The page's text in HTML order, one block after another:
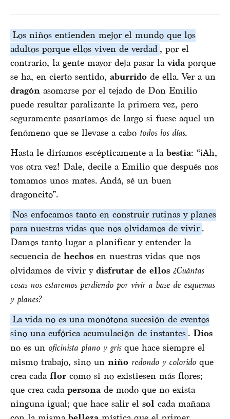
Los niños entienden mejor el mundo que los
adultos porque ellos viven de verdad , por el
contrario, la gente mayor deja pasar lavida porque
se ha, en cierto sentido, aburrido de ella. Ver a un
dragón asomarse por el tejado de Don Emilio
puede resultar paralizante la primera vez, pero
seguramente pasaríamos de largo si fuese aquel un
fenómeno que se llevase a cabo todos los días.
Hasta le diríamos escépticamente a labestia: “¡Ah,
vos otra vez! Dale, decile a Emilio que después nos
tomamos unos mates. Andá, sé un buen
dragoncito”.
Nos enfocamos tanto en construir rutinas y planes
para nuestras vidas que nos olvidamos de vivir .
Damos tanto lugar a planificar y entender la
secuencia de hechos en nuestras vidas que nos
olvidamos de vivir y disfrutar de ellos ¿Cuántas
cosas nos estaremos perdiendo por vivir a base de esquemas
y planes?
La vida no es una monótona sucesión de eventos
sino una eufórica acumulación de instantes . Dios
no es un oficinista plano y grisque hace siempre el
mismo trabajo, sino un niño redondo y colorido que
crea cada flor como si no existiesen más flores;
que crea cada persona de modo que no exista
ninguna igual; que hace salir el sol cada mañana